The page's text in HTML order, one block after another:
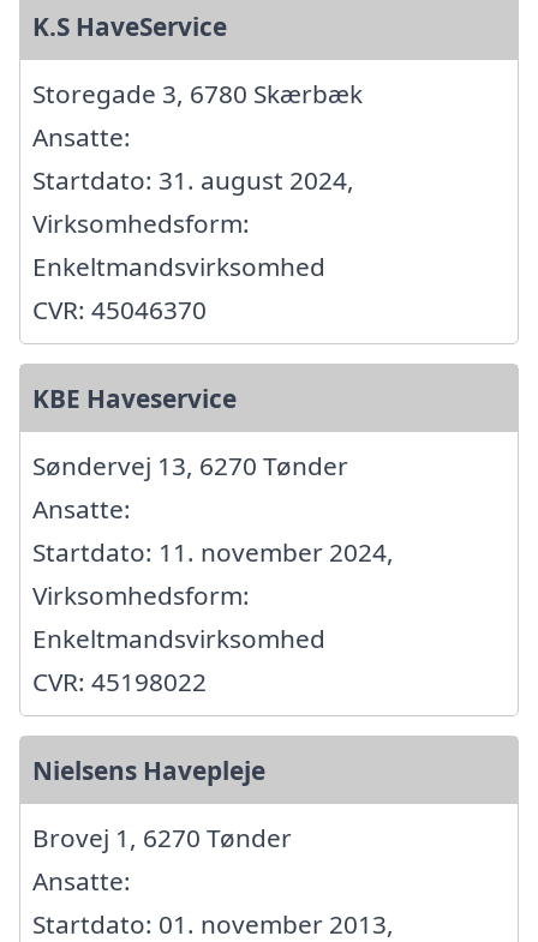
K.S HaveService
Storegade 3, 6780 Skærbæk
Ansatte:
Startdato: 31. august 2024,
Virksomhedsform:
Enkeltmandsvirksomhed
CVR: 45046370
KBE Haveservice
Søndervej 13, 6270 Tønder
Ansatte:
Startdato: 11. november 2024,
Virksomhedsform:
Enkeltmandsvirksomhed
CVR: 45198022
Nielsens Havepleje
Brovej 1, 6270 Tønder
Ansatte:
Startdato: 01. november 2013,